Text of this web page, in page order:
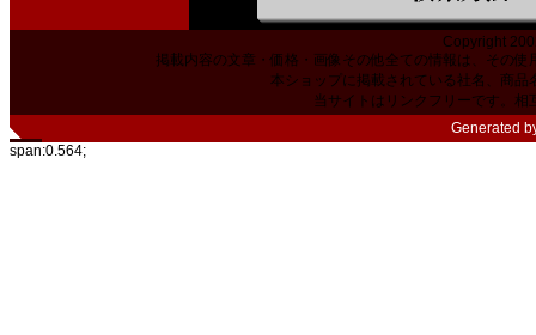
Copyright
掲載内容の文章・価格・画像その他全ての情報は、その
本ショップに掲載されている社名、商
当サイトはリンクフリーです。相
Generated
span:0.564;